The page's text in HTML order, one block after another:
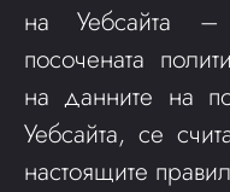
на Уебсайта –
посочената
на данните на
Уебсайта, се
настоящите